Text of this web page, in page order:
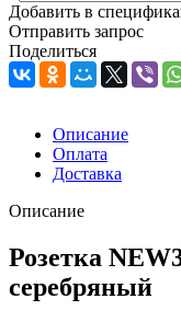
Добавить в
Отправить запрос
Поделиться
Описание
Оплата
Доставка
Описание
Розетка
серебряный